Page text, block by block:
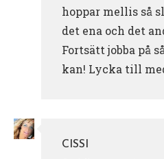
hoppar mellis så
det ena och det
Fortsätt jobba på
kan! Lycka till
CISSI